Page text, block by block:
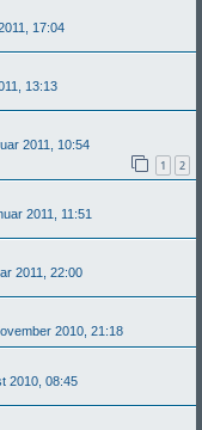
17:04
13:13
2011, 10:54
1 2
2011, 11:51
2011, 22:00
2010, 21:18
2010, 08:45